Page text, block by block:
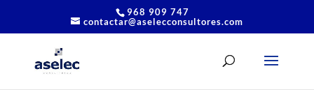
968 909 747
contactar@aselecconsultores.com